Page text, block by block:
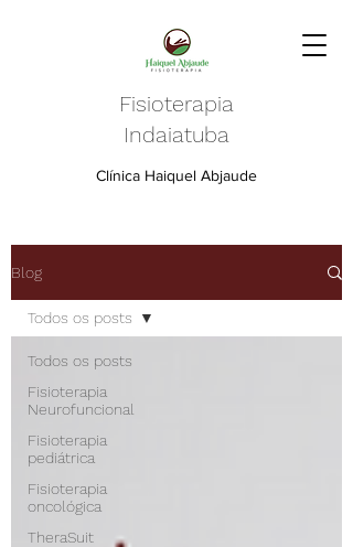
Fisioterapia
Indaiatuba
Clínica Haiquel Abjaude
Blog
Todos os posts
Fisioterapia
Neurofuncional
Fisioterapia
pediátrica
Fisioterapia
oncológica
TheraSuit
Todos os posts